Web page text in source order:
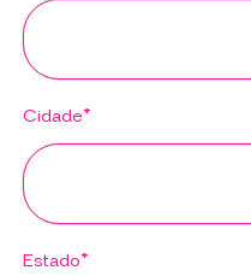
Cidade*
Estado*